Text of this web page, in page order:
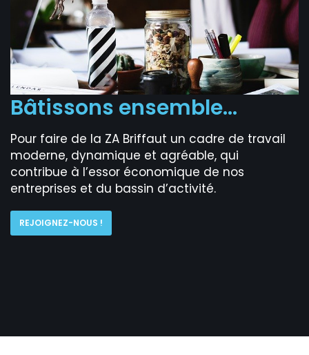
Bâtissons ensemble…
Pour faire de la ZA Briffaut un cadre de travail
moderne, dynamique et agréable, qui
contribue à l’essor économique de nos
entreprises et du bassin d’activité.
REJOIGNEZ-NOUS !